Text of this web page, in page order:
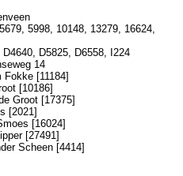
5998, 10148, 13279, 16624,
D5825, D6558, I224
14
[11184]
[10186]
Groot [17375]
[2021]
[16024]
[27491]
Scheen [4414]